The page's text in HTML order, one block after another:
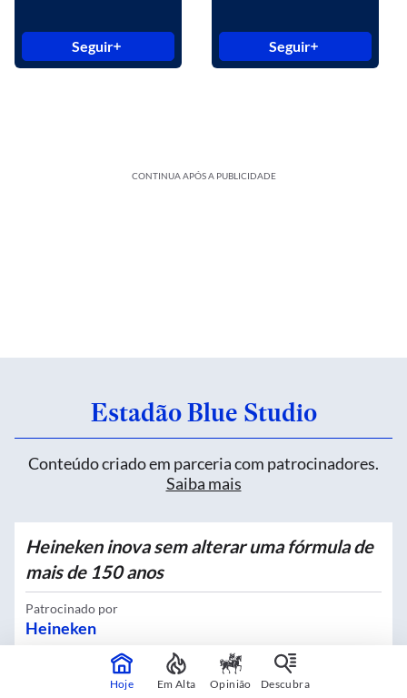
Seguir Seguir
CONTINUA APÓS A PUBLICIDADE
Estadão Blue Studio
Conteúdo criado em parceria com patrocinadores.
Saiba mais
Heineken inova sem alterar uma fórmula de
mais de 150 anos
Patrocinado por
Heineken
Hoje Em Alta Opinião Descubra